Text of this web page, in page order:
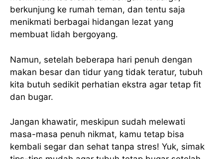
berkunjung ke rumah teman, dan tentu saja
menikmati berbagai hidangan lezat yang
membuat lidah bergoyang.
Namun, setelah beberapa hari penuh dengan
makan besar dan tidur yang tidak teratur, tubuh
kita butuh sedikit perhatian ekstra agar tetap fit
dan bugar.
Jangan khawatir, meskipun sudah melewati
masa-masa penuh nikmat, kamu tetap bisa
kembali segar dan sehat tanpa stres! Yuk, simak